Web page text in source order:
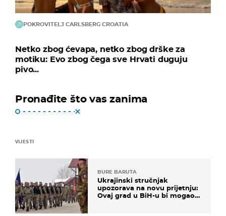
POKROVITELJ CARLSBERG CROATIA
Netko zbog ćevapa, netko zbog drške za
motiku: Evo zbog čega sve Hrvati duguju
pivo...
Pronađite što vas zanima
VIJESTI
BURE BARUTA
Ukrajinski stručnjak
upozorava na novu prijetnju:
Ovaj grad u BiH-u bi mogao